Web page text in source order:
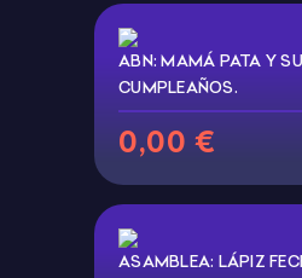
ABN: MAMÁ PATA Y
CUMPLEAÑOS.
0,00 €
ASAMBLEA: LÁPIZ